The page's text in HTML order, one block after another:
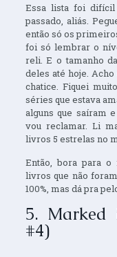
Essa lista foi
passado, aliás.
então só os
foi só lembrar o
reli. E o tamanho
deles até hoje.
chatice. Fiquei
séries que estava
alguns que saíram
vou reclamar. Li
livros 5 estrelas no
Então, bora para o
livros que não
100%, mas dá pra
5. Marked
#4)